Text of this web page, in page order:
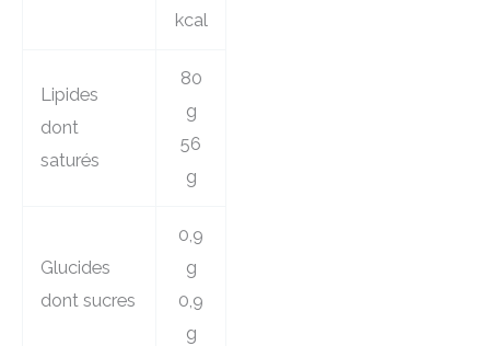
kcal
Lipides
dont
saturés
80
g
56
g
Glucides
dont sucres
0,9
g
0,9
g